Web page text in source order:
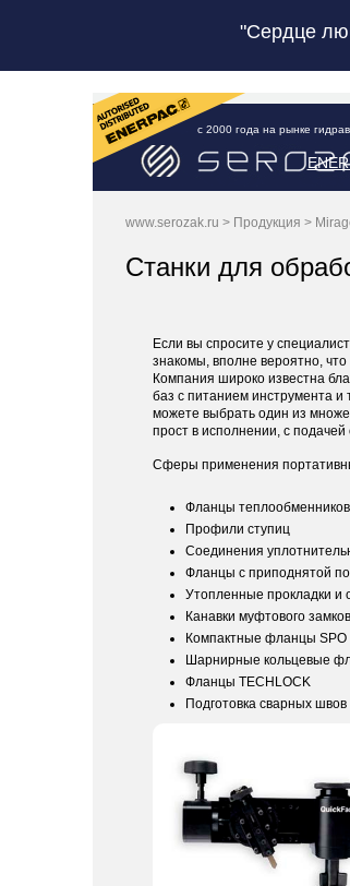
"Сердце
с 2000 года на рынке
www.serozak.ru > Продукция >
Станки для
Если вы спросите у
знакомы, вполне вероятно,
Компания широко известна
баз с питанием инструмента и
можете выбрать один из
прост в исполнении, с
Сферы применения
Фланцы теплообменников
Профили ступиц
Соединения
Фланцы с приподнятой
Утопленные прокладки и
Канавки муфтового
Компактные фланцы SPO
Шарнирные кольцевые
Фланцы TECHLOCK
Подготовка сварных швов